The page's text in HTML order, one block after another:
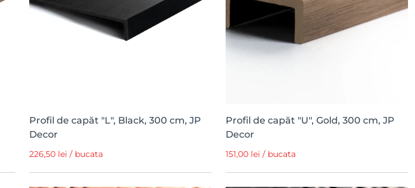
Profil de capăt "L", Black, 300 cm, JP
Decor
226,50 lei / bucata
Profil de capăt "U", Gold, 300 cm, JP
Decor
151,00 lei / bucata